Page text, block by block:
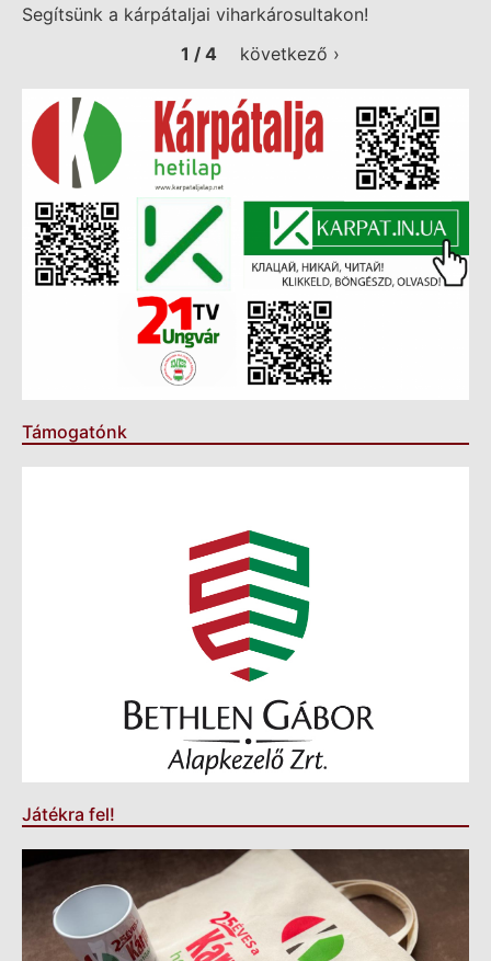
Segítsünk a kárpátaljai viharkárosultakon!
1 / 4
következő ›
Támogatónk
Játékra fel!